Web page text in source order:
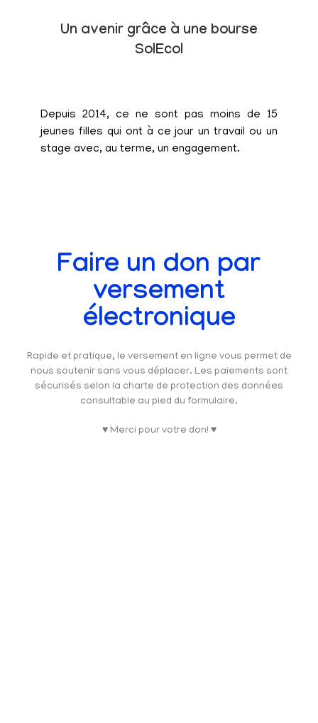
Un avenir grâce à une bourse
SolEcol
Depuis 2014, ce ne sont pas moins de 15
jeunes filles qui ont à ce jour un travail ou un
stage avec, au terme, un engagement.
Faire un don par
versement
électronique
Rapide et pratique, le versement en ligne vous permet de
nous soutenir sans vous déplacer. Les paiements sont
sécurisés selon la charte de protection des données
consultable au pied du formulaire.
♥ Merci pour votre don! ♥